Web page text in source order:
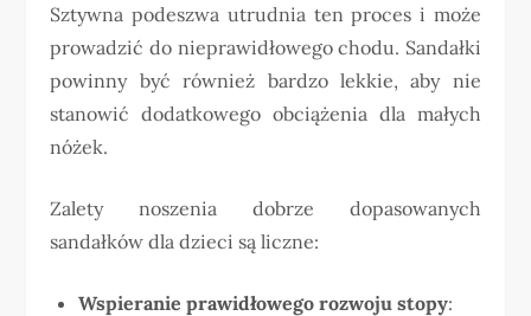
Sztywna podeszwa utrudnia ten proces i może
prowadzić do nieprawidłowego chodu. Sandałki
powinny być również bardzo lekkie, aby nie
stanowić dodatkowego obciążenia dla małych
nóżek.
Zalety noszenia dobrze dopasowanych
sandałków dla dzieci są liczne:
Wspieranie prawidłowego rozwoju stopy: